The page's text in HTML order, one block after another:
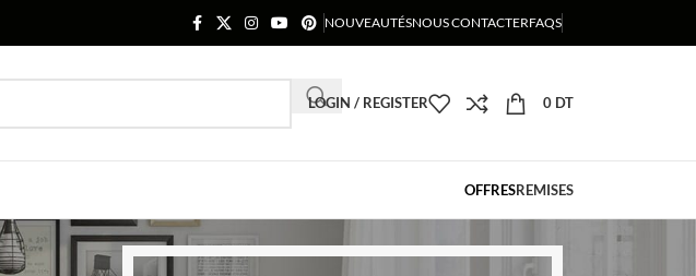
NOUVEAUTÉSNOUS CONTACTERFAQS
LOGIN / REGISTER 0 DT
OFFRESREMISES